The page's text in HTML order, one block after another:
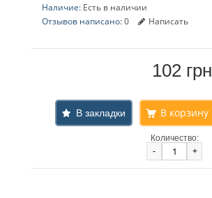
Наличие: Есть в наличии
Отзывов написано:0 Написать
102 грн
В закладки
Количество:
-
+